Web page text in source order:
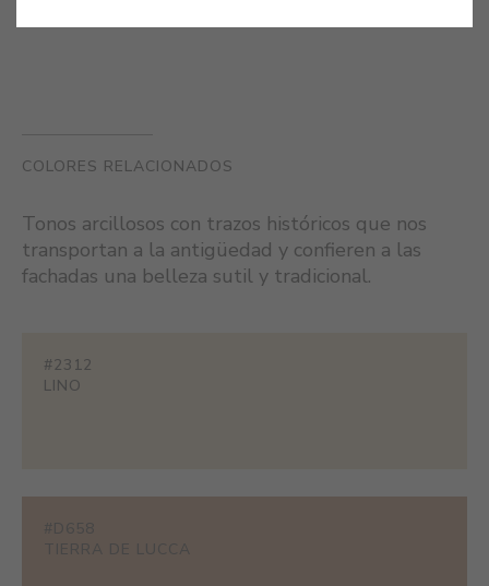
COLORES RELACIONADOS
Tonos arcillosos con trazos históricos que nos
transportan a la antigüedad y confieren a las
fachadas una belleza sutil y tradicional.
#2312
LINO
#D658
TIERRA DE LUCCA